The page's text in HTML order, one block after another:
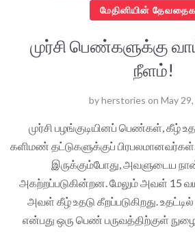
மேதினியின்
முர்சி பெண்களுக்கு
நீளம்!
byherstories on May
முர்சி பழங்குடியினப் பெண்கள், கீழ்
களிமண் தட்டுகளுக்குப்
இருக்கும்போது, அவளுடைய
அகற்றப்படுகின்றன. மேலும் அவள் 15
அவள் கீழ் உதடு கீறப்படுகிறது.
என்பது ஒரு பெண் பருவத்திற்குள்